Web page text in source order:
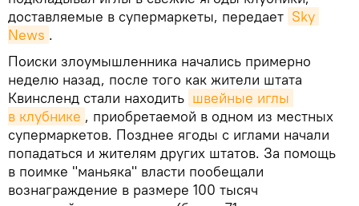
доставляемые в супермаркеты, передает Sky
News .
Поиски злоумышленника начались примерно
неделю назад, после того как жители штата
Квинсленд стали находить швейные иглы
в клубнике , приобретаемой в одном из местных
супермаркетов. Позднее ягоды с иглами начали
попадаться и жителям других штатов. За помощь
в поимке "маньяка" власти пообещали
вознаграждение в размере 100 тысяч